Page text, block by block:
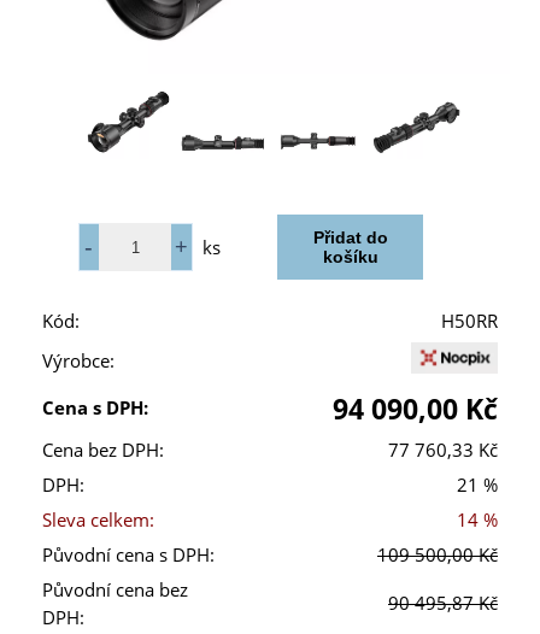
ks
Kód:
H50RR
Výrobce:
Cena s DPH:
94 090,00 Kč
Cena bez DPH:
77 760,33 Kč
DPH:
21 %
Sleva celkem:
14 %
Původní cena s DPH:
109 500,00 Kč
Původní cena bez
DPH:
90 495,87 Kč